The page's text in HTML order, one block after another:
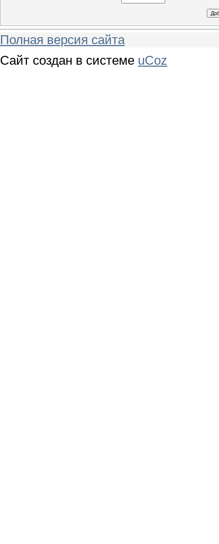
Полная версия сайта
Сайт создан в системе uCoz